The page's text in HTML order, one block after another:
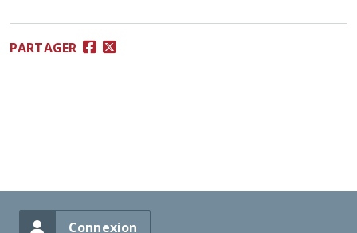
PARTAGER
Connexion